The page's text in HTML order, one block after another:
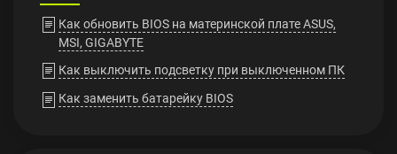
Как обновить BIOS на материнской плате ASUS,
MSI, GIGABYTE
Как выключить подсветку при выключенном ПК
Как заменить батарейку BIOS